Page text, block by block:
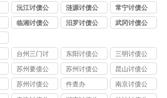
司
司
司
沅江讨债公
司
涟源讨债公
司
常宁讨债公
司
临湘讨债公
汨罗讨债公
武冈讨债公
台州三门讨
债公司
东阳讨债公
司
三明讨债公
司
苏州要债公
司
苏州讨债公
司
昆山讨债公
司
苏州讨债公
司
件查办
南京讨债公
司